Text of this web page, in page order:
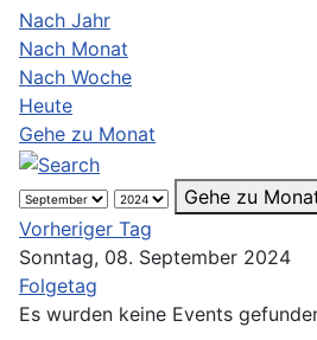
Nach Jahr
Nach Monat
Nach Woche
Heute
Gehe zu Monat
Gehe zu
Vorheriger Tag
Sonntag, 08. September 2024
Folgetag
Es wurden keine Events